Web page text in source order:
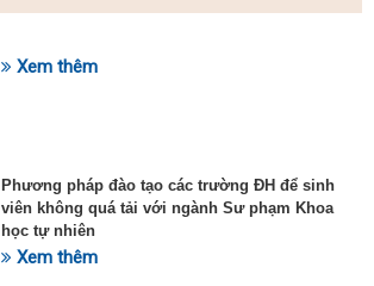
Xem thêm
Phương pháp đào tạo các trường ĐH để sinh
viên không quá tải với ngành Sư phạm Khoa
học tự nhiên
Xem thêm